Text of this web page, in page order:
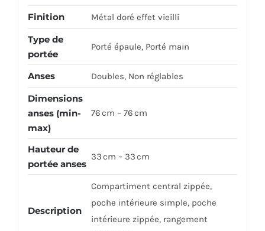
Finition Métal doré effet vieilli
Type de
portée
Porté épaule, Porté main
Anses Doubles, Non réglables
Dimensions
anses (min-
max)
76 cm – 76 cm
Hauteur de
portée anses
33 cm – 33 cm
Description
Compartiment central zippée,
poche intérieure simple, poche
intérieure zippée, rangement